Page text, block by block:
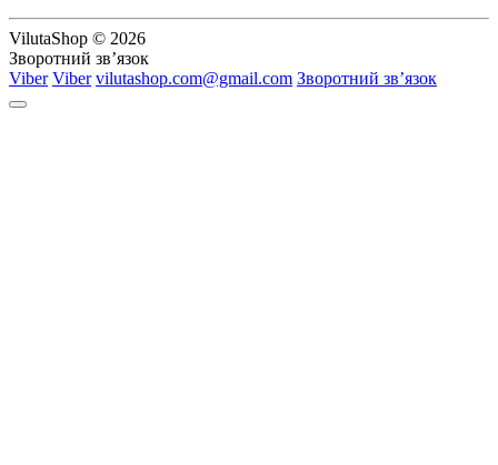
VilutaShop © 2026
Зворотний зв’язок
Viber Viber vilutashop.com@gmail.com Зворотний зв’язок